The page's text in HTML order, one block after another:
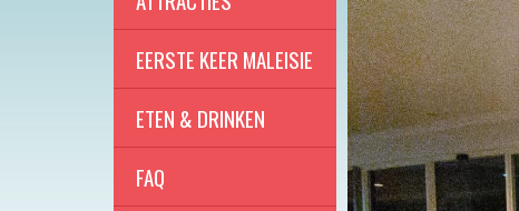
EERSTE KEER MALEISIE
ETEN & DRINKEN
FAQ